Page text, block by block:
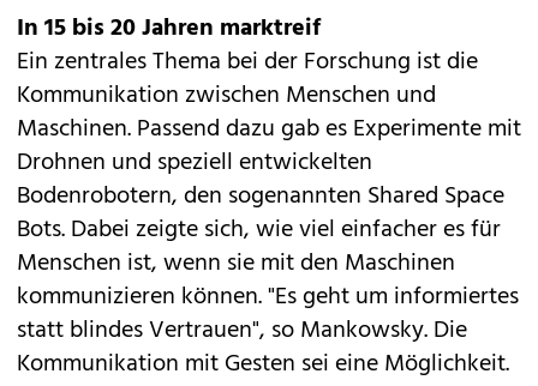
In 15 bis 20 Jahren marktreif
Ein zentrales Thema bei der Forschung ist die
Kommunikation zwischen Menschen und
Maschinen. Passend dazu gab es Experimente mit
Drohnen und speziell entwickelten
Bodenrobotern, den sogenannten Shared Space
Bots. Dabei zeigte sich, wie viel einfacher es für
Menschen ist, wenn sie mit den Maschinen
kommunizieren können. "Es geht um informiertes
statt blindes Vertrauen", so Mankowsky. Die
Kommunikation mit Gesten sei eine Möglichkeit.